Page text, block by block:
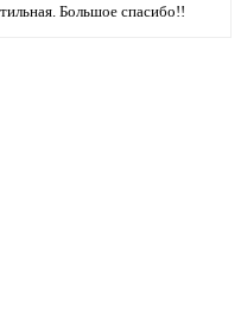
Большое спасибо!!